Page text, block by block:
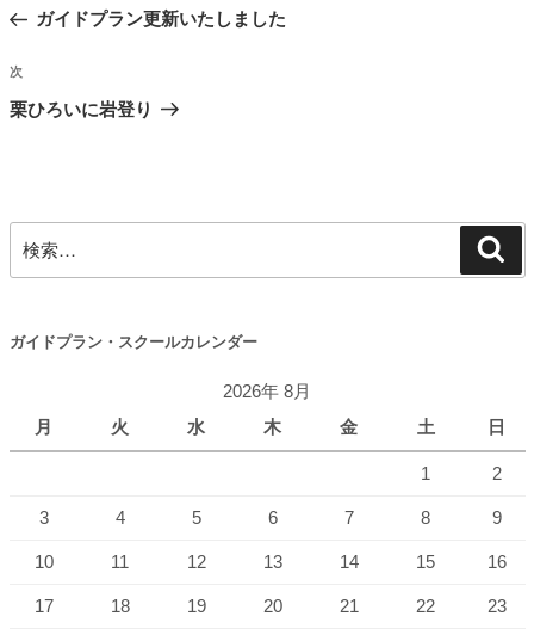
ナ
ビ
ゲ
ン
の
稿
ガイドプラン更新いたしました
次
の
次
栗ひろいに岩登り
索:
索
ガイドプラン・スクールカレンダー
2026年 8月
月
火 水 木 金 土 日
1 2
3 4 5 6 7 8 9
10 11 12 13 14 15 16
17 18 19 20 21 22 23